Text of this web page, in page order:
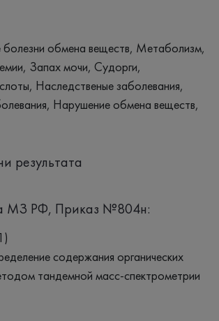
болезни обмена веществ, Метаболизм,
Запах мочи, Судорги,
Наследственые заболевания,
Нарушение обмена веществ,
результата
МЗ РФ, Приказ №804н:
содержания органических
тандемной масс-спектрометрии